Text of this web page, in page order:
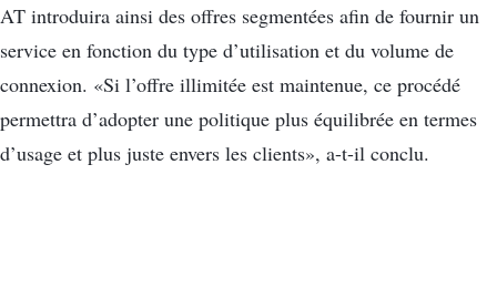
AT introduira ainsi des offres segmentées afin de fournir un
service en fonction du type d’utilisation et du volume de
connexion. «Si l’offre illimitée est maintenue, ce procédé
permettra d’adopter une politique plus équilibrée en termes
d’usage et plus juste envers les clients», a-t-il conclu.